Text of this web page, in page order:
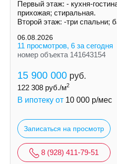
Первый этаж: - кухня-
прихожая; стиральная.
Второй этаж: -три спальни;
06.08.2026
11 просмотров, 6 за сегодня
номер объекта 141643154
15 900 000 руб.
122 308 руб./м2
В ипотеку от 10 000 р/мес
Записаться на просмотр
8 (928) 411-79-51